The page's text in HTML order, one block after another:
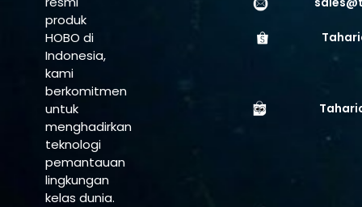
produk
HOBO di
Indonesia,
kami
berkomitmen
untuk
menghadirkan
teknologi
pemantauan
lingkungan
kelas dunia.